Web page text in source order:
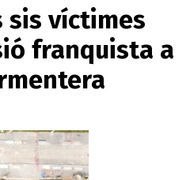
sis víctimes
franquista a